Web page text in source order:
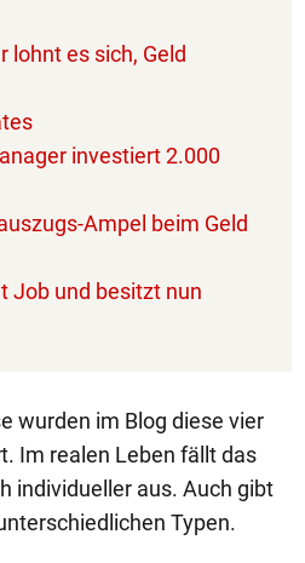
lohnt es sich, Geld
investiert 2.000
Ampel beim Geld
Job und besitzt nun
wurden im Blog diese vier
Im realen Leben fällt das
individueller aus. Auch gibt
Typen.